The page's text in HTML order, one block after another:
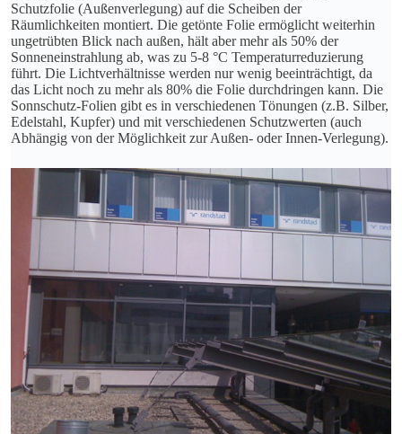
Schutzfolie (Außenverlegung) auf die Scheiben der
Räumlichkeiten montiert. Die getönte Folie ermöglicht weiterhin
ungetrübten Blick nach außen, hält aber mehr als 50% der
Sonneneinstrahlung ab, was zu 5-8 °C Temperaturreduzierung
führt. Die Lichtverhältnisse werden nur wenig beeinträchtigt, da
das Licht noch zu mehr als 80% die Folie durchdringen kann. Die
Sonnschutz-Folien gibt es in verschiedenen Tönungen (z.B. Silber,
Edelstahl, Kupfer) und mit verschiedenen Schutzwerten (auch
Abhängig von der Möglichkeit zur Außen- oder Innen-Verlegung).